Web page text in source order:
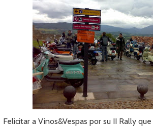
Felicitar a Vinos&Vespas por su II Rally